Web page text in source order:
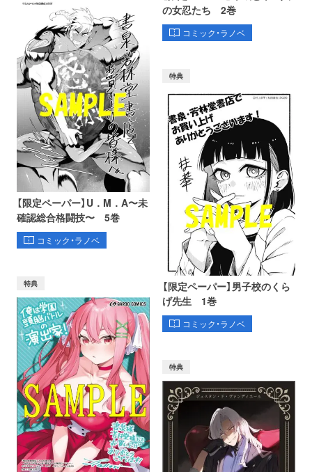
の女忍たち 2巻
コミック・ラノベ
【限定ペーパー】U．M．A〜未
確認総合格闘技〜 5巻
コミック・ラノベ
特典
【限定ペーパー】男子校のくら
げ先生 1巻
コミック・ラノベ
特典
特典